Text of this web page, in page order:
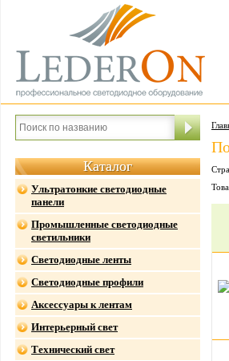
Каталог
Ультратонкие светодиодные
панели
Промышленные светодиодные
светильники
Светодиодные ленты
Светодиодные профили
Аксессуары к лентам
Интерьерный свет
Технический свет